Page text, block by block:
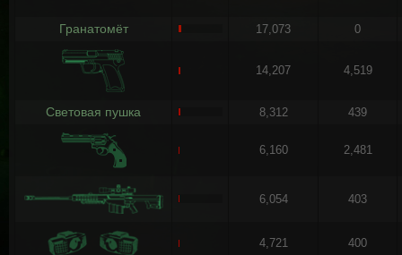
Гранатомёт 17,073 0
14,207 4,519
Световая пушка 8,312 439
6,160 2,481
6,054 403
4,721 400